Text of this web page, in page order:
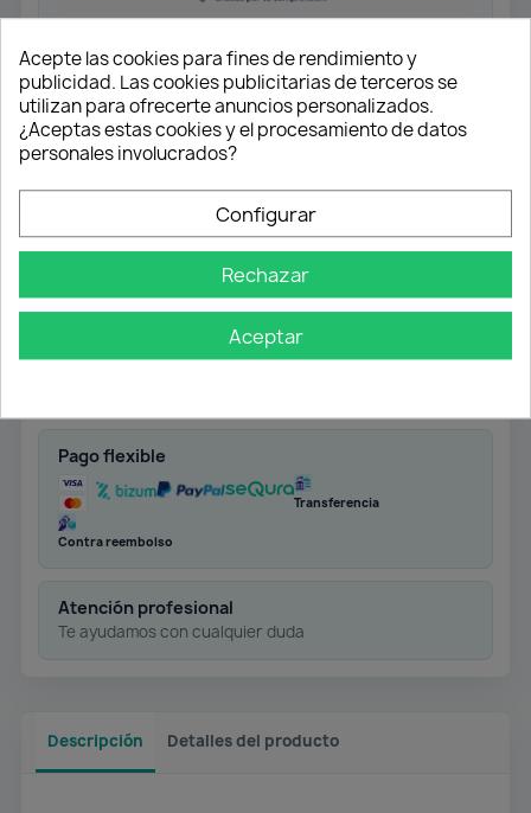
Medida: 3,5x45
Tornillo universal rosca completa.
Cabeza plana.
Ranura en cruz Z2. Punta 4CUT.
Acabado Yellox.
Caja 1.000 unidades
Envío gratuito
Pago flexible
Transferencia
Contra reembolso
Atención profesional
Te ayudamos con cualquier duda
Descripción Detalles del producto
Acepte las cookies para fines de rendimiento y
publicidad. Las cookies publicitarias de terceros se
utilizan para ofrecerte anuncios personalizados.
¿Aceptas estas cookies y el procesamiento de datos
personales involucrados?
Configurar
Rechazar
Aceptar